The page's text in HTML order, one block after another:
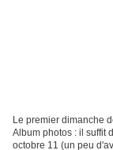
Le premier dimanche
Album photos : il suffit
octobre 11 (un peu